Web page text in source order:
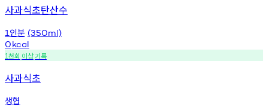
사과식초탄산수
1 인분 (350ml)
0kcal
1천회 이상기록
사과식초
생협